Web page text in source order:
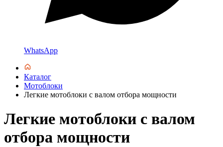
WhatsApp
Каталог
Мотоблоки
Легкие мотоблоки с валом отбора мощности
Легкие мотоблоки с валом
отбора мощности